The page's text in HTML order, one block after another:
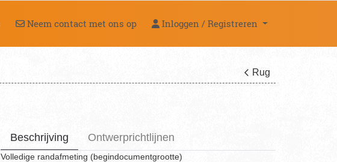
Neem contact met ons op
Neem contact met ons op Inloggen / Registreren
Inloggen / Registreren
Rug
Beschrijving Ontwerprichtlijnen
Volledige randafmeting (begindocumentgrootte)